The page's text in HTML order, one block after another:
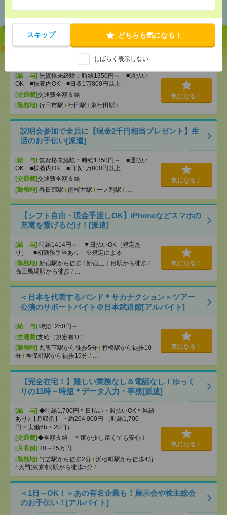
スキップ どちらも気になる！
しばらく表示しない
【オープニング募集】おばあちゃんのお散歩付き添
いも仕事の1つ[派遣]
[給 与] 無資格未経験：時給1350円～ ■週払い
OK ■扶養内OK ■日収1万800円以上
[交通費]交通費全額支給
[勤務地] 行田市駅 / 行田駅 / 東行田駅 / …
気になる！
説明会参加で全員に【現金2千円相当プレゼント】生
活のお手伝い[派遣]
[給 与] 無資格未経験：時給1350円～ ■週払い
OK ■扶養内OK ■日収1万800円以上
[交通費]交通費全額支給
[勤務地] 春日部駅 / 南桜井駅 / 一ノ割駅 / …
気になる！
【シフト自由・現金手渡しOK】iPhoneなどスマホの
充電を繋げるだけ！[派遣]
[給 与] 時給1414円～ ▼日払いOK（規定あ
り） ■初勤務手当あり ※規定による
[勤務地] 新宿駅から徒歩 / 新宿三丁目駅から徒歩 /
高田馬場駅から徒歩 / …
気になる！
＜日本を代表するバンド＊サカナクション＞ツアー
公演のサポートバイト＠日本武道館[アルバイト]
[給 与] 時給1250円～
[交通費]支給（規定有り）
[勤務地] 九段下駅から徒歩5分 / 竹橋駅から徒歩10
分 / 神保町駅から徒歩15分 / …
気になる！
【完全在宅！】難しい業務なし＆電話なし！ゆっく
りの11時～時短＊データ入力・事務[派遣]
[給 与] ◆時給1,700円＊日払い・週払いOK＊昇給
あり♪【月収例】 ・約204,000円 （時給1,700
円 × 実働6h × 20日）
[交通費]◆全額支給 ＊家が少し遠くても安心！
[月収例] 20～25万円
[勤務地] 竹芝駅から徒歩2分 / 浜松町駅から徒歩4分
/ 大門(東京都)駅から徒歩5分 / …
気になる！
＜1日～OK！＞あの有名企業も！展示会や株主総会
のお手伝い！[アルバイト]